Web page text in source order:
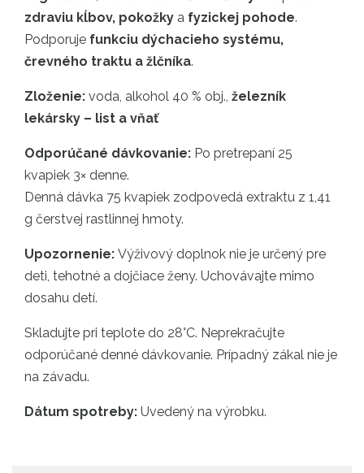
zdraviu kĺbov, pokožky a fyzickej pohode.
Podporuje funkciu dýchacieho systému,
črevného traktu a žlčníka.
Zloženie: voda, alkohol 40 % obj., železník
lekársky – list a vňať
Odporúčané dávkovanie: Po pretrepaní 25
kvapiek 3× denne.
Denná dávka 75 kvapiek zodpovedá extraktu z 1,41
g čerstvej rastlinnej hmoty.
Upozornenie: Výživový doplnok nie je určený pre
deti, tehotné a dojčiace ženy. Uchovávajte mimo
dosahu detí.
Skladujte pri teplote do 28°C. Neprekračujte
odporúčané denné dávkovanie. Prípadný zákal nie je
na závadu.
Dátum spotreby: Uvedený na výrobku.